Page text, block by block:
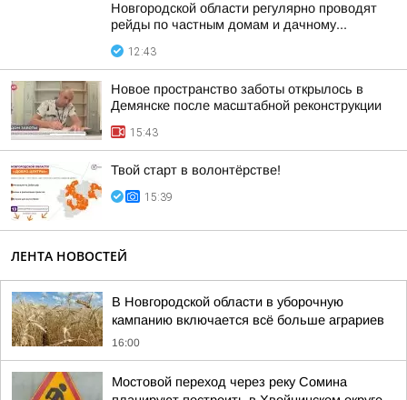
Новгородской области регулярно проводят
рейды по частным домам и дачному...
12:43
Новое пространство заботы открылось в
Демянске после масштабной реконструкции
15:43
Твой старт в волонтёрстве!
15:39
ЛЕНТА НОВОСТЕЙ
В Новгородской области в уборочную
кампанию включается всё больше аграриев
16:00
Мостовой переход через реку Сомина